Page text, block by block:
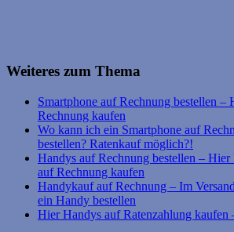
Weiteres zum Thema
Smartphone auf Rechnung bestellen –
Rechnung kaufen
Wo kann ich ein Smartphone auf
bestellen? Ratenkauf möglich?!
Handys auf Rechnung bestellen –
auf Rechnung kaufen
Handykauf auf Rechnung – Im
ein Handy bestellen
Hier Handys auf Ratenzahlung kaufen